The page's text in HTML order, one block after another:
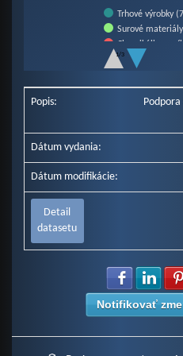
Trhové výrobky
Surové
Chemikálie a
Stroje a
Ostatné
1/3
Popis:
Dátum vydania:
Dátum modifikácie:
Detail
datasetu
Zdielať
Notifikovať